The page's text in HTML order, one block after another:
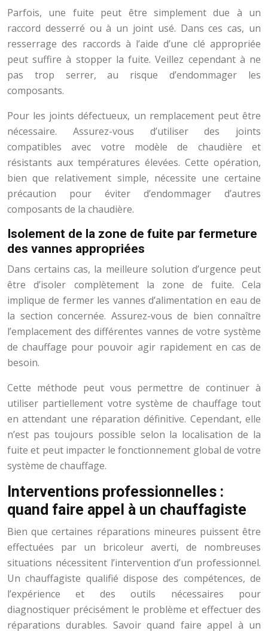
Parfois, une fuite peut être simplement due à un
raccord desserré ou à un joint usé. Dans ces cas, un
resserrage des raccords à l’aide d’une clé appropriée
peut suffire à stopper la fuite. Veillez cependant à ne
pas trop serrer, au risque d’endommager les
composants.
Pour les joints défectueux, un remplacement peut être
nécessaire. Assurez-vous d’utiliser des joints
compatibles avec votre modèle de chaudière et
résistants aux températures élevées. Cette opération,
bien que relativement simple, nécessite une certaine
précaution pour éviter d’endommager d’autres
composants de la chaudière.
Isolement de la zone de fuite par fermeture
des vannes appropriées
Dans certains cas, la meilleure solution d’urgence peut
être d’isoler complètement la zone de fuite. Cela
implique de fermer les vannes d’alimentation en eau de
la section concernée. Assurez-vous de bien connaître
l’emplacement des différentes vannes de votre système
de chauffage pour pouvoir agir rapidement en cas de
besoin.
Cette méthode peut vous permettre de continuer à
utiliser partiellement votre système de chauffage tout
en attendant une réparation définitive. Cependant, elle
n’est pas toujours possible selon la localisation de la
fuite et peut impacter le fonctionnement global de votre
système de chauffage.
Interventions professionnelles :
quand faire appel à un chauffagiste
Bien que certaines réparations mineures puissent être
effectuées par un bricoleur averti, de nombreuses
situations nécessitent l’intervention d’un professionnel.
Un chauffagiste qualifié dispose des compétences, de
l’expérience et des outils nécessaires pour
diagnostiquer précisément le problème et effectuer des
réparations durables. Savoir quand faire appel à un